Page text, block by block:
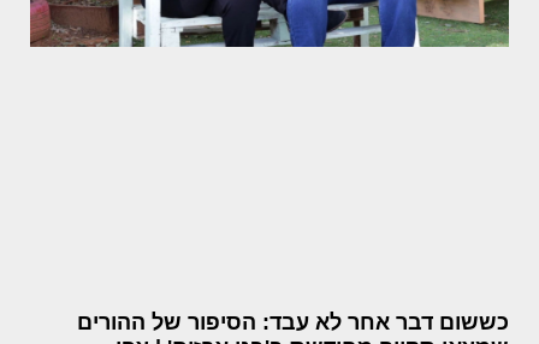
כששום דבר אחר לא עבד: הסיפור של ההורים